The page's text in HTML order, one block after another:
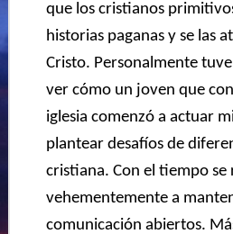
que los cristianos
historias paganas y se las
Cristo. Personalmente
ver cómo un joven que
iglesia comenzó a actuar
plantear desafíos de
cristiana. Con el tiempo
vehementemente a
comunicación abiertos.